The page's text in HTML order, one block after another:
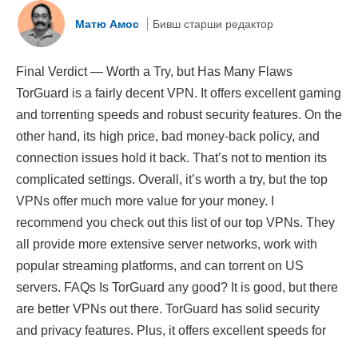
Матю Амос Бивш старши редактор
Final Verdict — Worth a Try, but Has Many Flaws
TorGuard is a fairly decent VPN. It offers excellent gaming
and torrenting speeds and robust security features. On the
other hand, its high price, bad money-back policy, and
connection issues hold it back. That’s not to mention its
complicated settings. Overall, it’s worth a try, but the top
VPNs offer much more value for your money. I
recommend you check out this list of our top VPNs. They
all provide more extensive server networks, work with
popular streaming platforms, and can torrent on US
servers. FAQs Is TorGuard any good? It is good, but there
are better VPNs out there. TorGuard has solid security
and privacy features. Plus, it offers excellent speeds for